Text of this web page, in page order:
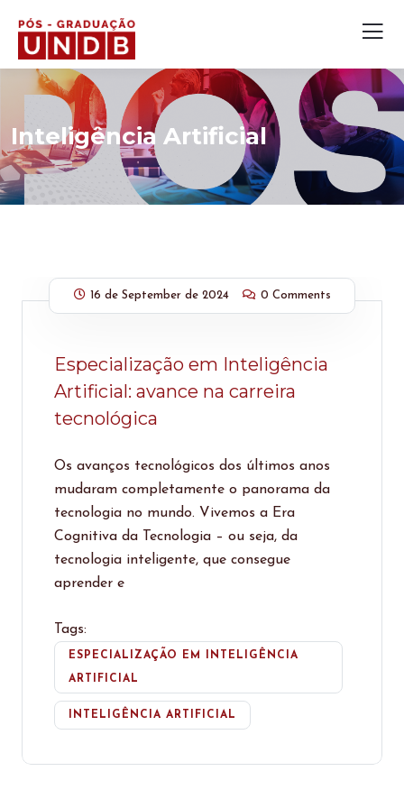
Inteligência Artificial
16 de September de 2024 0 Comments
Especialização em Inteligência
Artificial: avance na carreira
tecnológica
Os avanços tecnológicos dos últimos anos
mudaram completamente o panorama da
tecnologia no mundo. Vivemos a Era
Cognitiva da Tecnologia – ou seja, da
tecnologia inteligente, que consegue
aprender e
Tags:
ESPECIALIZAÇÃO EM INTELIGÊNCIA
ARTIFICIAL
INTELIGÊNCIA ARTIFICIAL